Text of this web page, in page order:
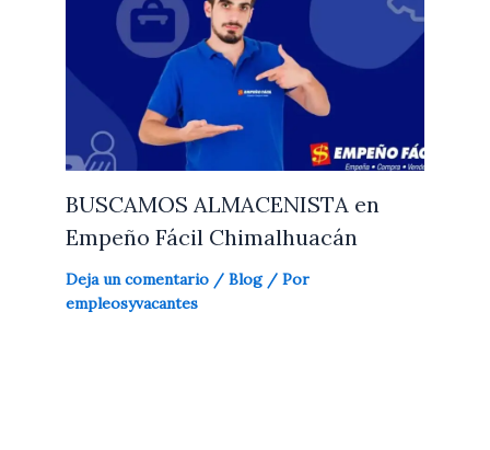
BUSCAMOS ALMACENISTA en
Empeño Fácil Chimalhuacán
Deja un comentario / Blog/ Por
empleosyvacantes